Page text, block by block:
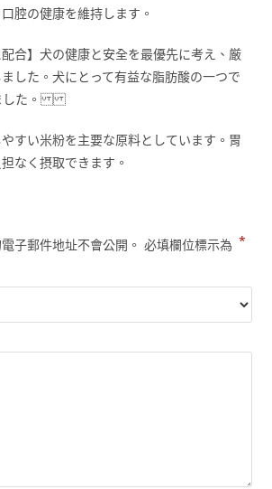
腔の健康を維持します。
配合】犬の健康と安全を最優先に考え、厳
した。犬にとって有益な脂肪酸の一つで
ました。
やすい米粉を主要な原料としています。胃
なく摂取できます。
子郵件地址不會公開。 必填欄位標示為 *